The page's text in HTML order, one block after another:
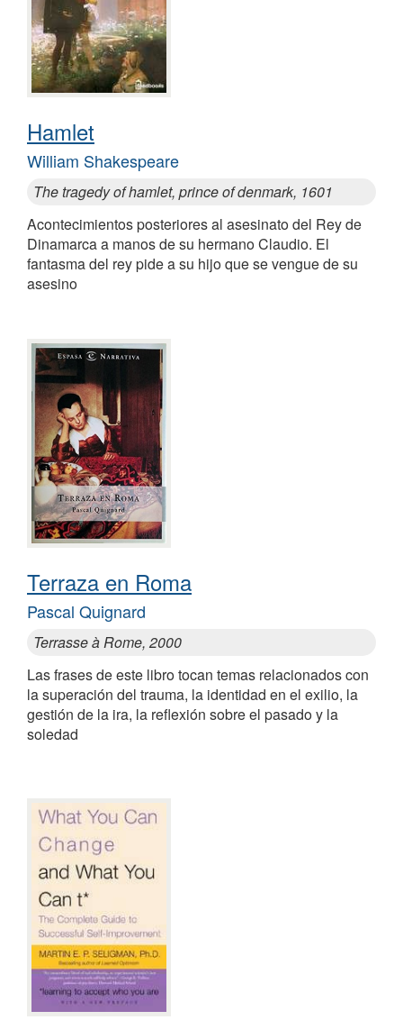
Hamlet
William Shakespeare
The tragedy of hamlet, prince of denmark, 1601
Acontecimientos posteriores al asesinato del Rey de
Dinamarca a manos de su hermano Claudio. El
fantasma del rey pide a su hijo que se vengue de su
asesino
Terraza en Roma
Pascal Quignard
Terrasse à Rome, 2000
Las frases de este libro tocan temas relacionados con
la superación del trauma, la identidad en el exilio, la
gestión de la ira, la reflexión sobre el pasado y la
soledad